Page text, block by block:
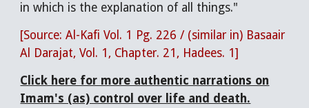
in which is the explanation of all things."
[Source: Al-Kafi Vol. 1 Pg. 226 / (similar in) Basaair
Al Darajat, Vol. 1, Chapter. 21, Hadees. 1]
Click here for more authentic narrations on
Imam's (as) control over life and death.